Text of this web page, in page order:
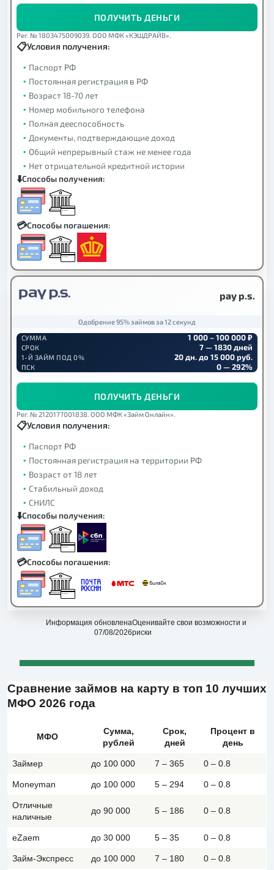
ПОЛУЧИТЬ ДЕНЬГИ
Рег. № 1803475009039. ООО МФК «КЭШДРАЙВ».
Условия получения:
Паспорт РФ
Постоянная регистрация в РФ
Возраст 18-70 лет
Номер мобильного телефона
Полная дееспособность
Документы, подтверждающие доход
Общий непрерывный стаж не менее года
Нет отрицательной кредитной истории
Способы получения:
Способы погашения:
pay p.s.
Одобрение 95% займов за 12 секунд
СУММА
1 000 – 100 000 ₽
СРОК 7 — 1830 дней
1-Й ЗАЙМ ПОД 0% 20 дн. до 15 000 руб.
ПСК 0 — 292%
ПОЛУЧИТЬ ДЕНЬГИ
Рег. № 2120177001838. ООО МФК «Займ Онлайн».
Условия получения:
Паспорт РФ
Постоянная регистрация на территории РФ
Возраст от 18 лет
Стабильный доход
СНИЛС
Способы получения:
Способы погашения:
Информация обновлена
07/08/2026
Оценивайте свои возможности и
риски
Сравнение займов на карту в топ 10 лучших
МФО 2026 года
МФО
Сумма,
рублей
Срок,
дней
Процент в
день
Займер до 100 000 7 – 365 0 – 0.8
Moneyman до 100 000 5 – 294 0 – 0.8
Отличные
наличные
до 90 000 5 – 186 0 – 0.8
eZaem до 30 000 5 – 35 0 – 0.8
Займ-Экспресс до 100 000 7 – 180 0 – 0.8